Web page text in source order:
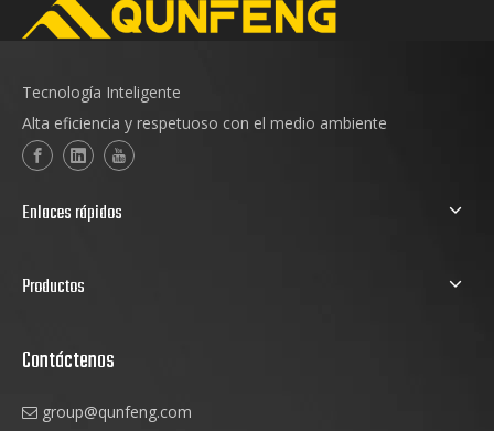
Tecnología Inteligente
Alta eficiencia y respetuoso con el medio ambiente
Enlaces rápidos
Productos
Contáctenos
 group@qunfeng.com